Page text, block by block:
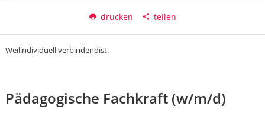
drucken teilen
Weilindividuell verbindendist.
Pädagogische Fachkraft (w/m/d)